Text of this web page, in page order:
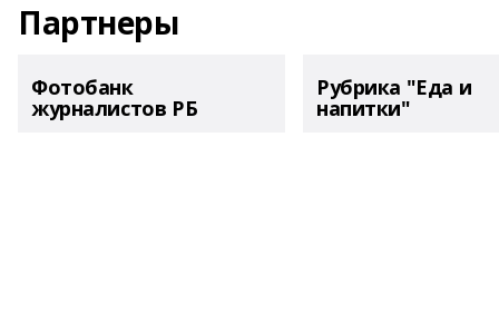
Партнеры
Фотобанк
журналистов РБ
Рубрика "Еда и
напитки"